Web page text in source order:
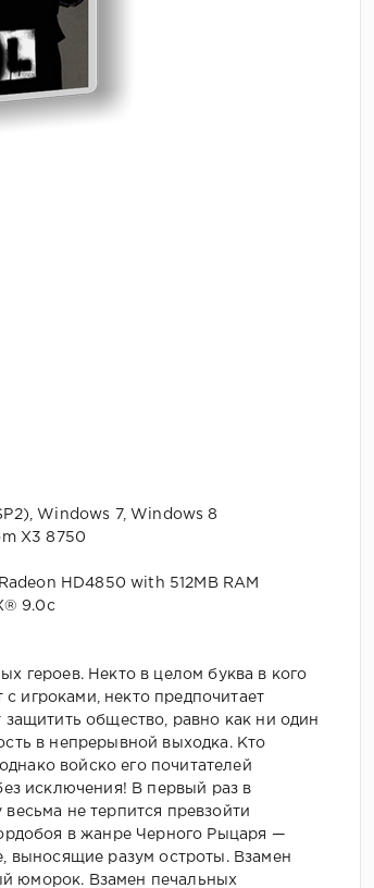
Windows 7, Windows 8
X3 8750
HD4850 with 512MB RAM
9.0с
героев. Некто в целом буква в кого
с игроками, некто предпочитает
общество, равно как ни один
в непрерывной выходка. Кто
войско его почитателей
исключения! В первый раз в
не терпится превзойти
в жанре Черного Рыцаря —
выносящие разум остроты. Взамен
юморок. Взамен печальных